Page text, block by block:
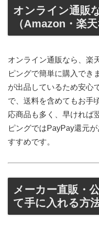
オンライン通販
（Amazon・楽天
オンライン通販なら、楽
ピングで簡単に購入でき
が出品しているため安心
で、送料を含めてもお手
応商品も多く、早ければ
ピングではPayPay還元
すすめです。
メーカー直販・
て手に入れる方